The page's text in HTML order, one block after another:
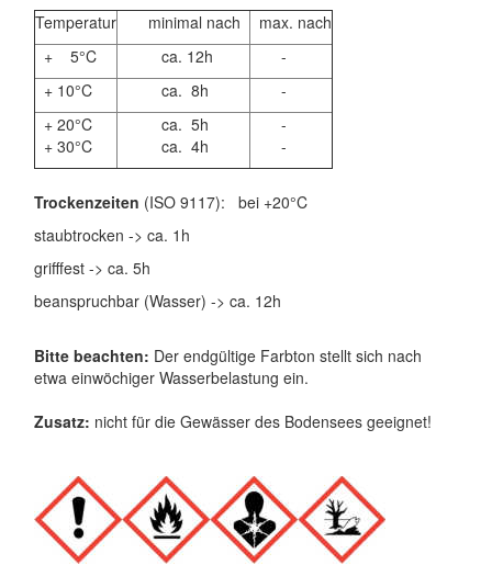
Temperatur minimal nach
max. nach
+ 5°C
ca. 12h
-
+ 10°C
ca. 8h
-
+ 20°C
+ 30°C
ca. 5h
ca. 4h
-
-
Trockenzeiten (ISO 9117): bei +20°C
staubtrocken -> ca. 1h
grifffest -> ca. 5h
beanspruchbar (Wasser) -> ca. 12h
Bitte beachten: Der endgültige Farbton stellt sich nach
etwa einwöchiger Wasserbelastung ein.
Zusatz: nicht für die Gewässer des Bodensees geeignet!